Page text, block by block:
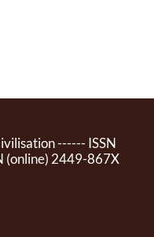
------ ISSN
(online) 2449-867X